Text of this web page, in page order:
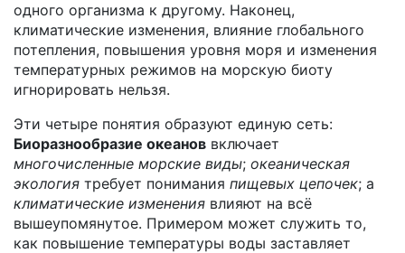
одного организма к другому. Наконец,
климатические изменения, влияние глобального
потепления, повышения уровня моря и изменения
температурных режимов на морскую биоту
игнорировать нельзя.
Эти четыре понятия образуют единую сеть:
Биоразнообразие океанов включает
многочисленные морские виды; океаническая
экология требует понимания пищевых цепочек; а
климатические изменения влияют на всё
вышеупомянутое. Примером может служить то,
как повышение температуры воды заставляет